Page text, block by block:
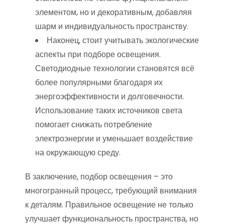
элементом, но и декоративным, добавляя
шарм и индивидуальность пространству.
Наконец, стоит учитывать экологические
аспекты при подборе освещения.
Светодиодные технологии становятся всё
более популярными благодаря их
энергоэффективности и долговечности.
Использование таких источников света
помогает снижать потребление
электроэнергии и уменьшает воздействие
на окружающую среду.
В заключение, подбор освещения – это
многогранный процесс, требующий внимания
к деталям. Правильное освещение не только
улучшает функциональность пространства, но